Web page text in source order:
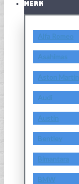
MERK
Alfa Romeo
Asahimas
Aston Martin
Audi
Austin
Bentley
Bimantara
BMW